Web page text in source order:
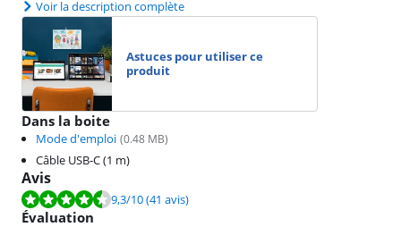
Voir la description complète
Astuces pour utiliser ce
produit
Dans la boite
Mode d'emploi (0.48 MB)
Câble USB-C (1 m)
Avis
La note est de 9,3 sur 10, basée sur 41 avis.
9,3/10(41 avis)
Évaluation